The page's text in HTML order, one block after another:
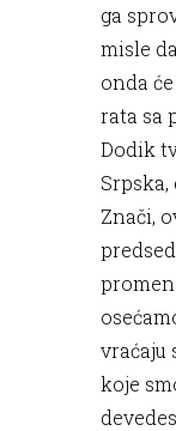
ga
misle
onda
rata sa
Dodik
Srpska,
Znači,
vraćaju
koje